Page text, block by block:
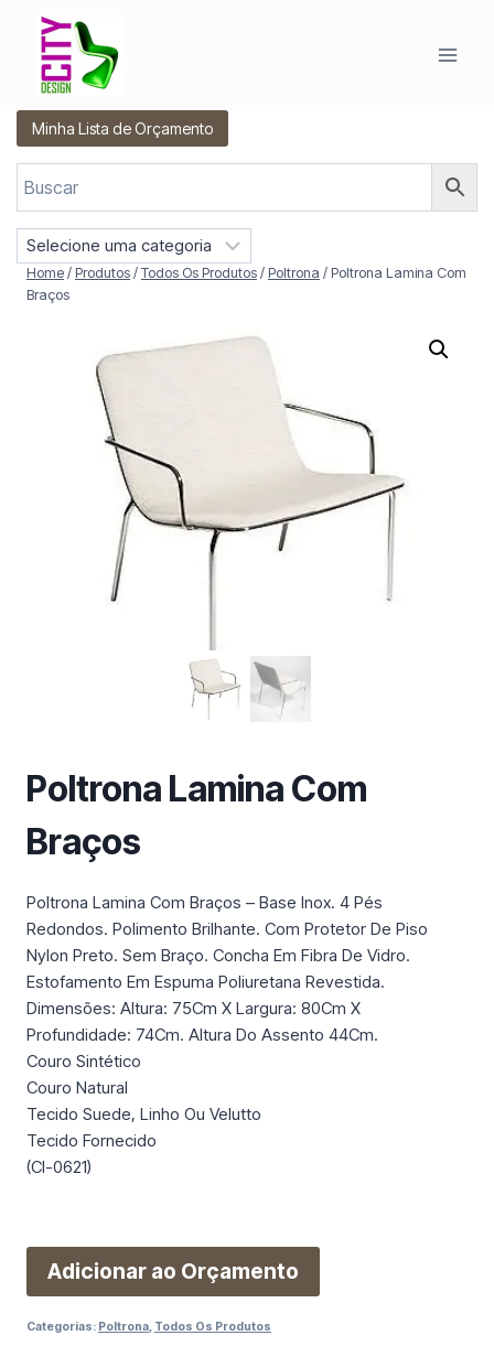
Conteúdo
Minha Lista de Orçamento
eHome / Produtos / Todos Os Produtos / Poltrona / Poltrona Lamina Com
Braços
Poltrona Lamina Com
Braços
Poltrona Lamina Com Braços – Base Inox. 4 Pés
Redondos. Polimento Brilhante. Com Protetor De Piso
Nylon Preto. Sem Braço. Concha Em Fibra De Vidro.
Estofamento Em Espuma Poliuretana Revestida.
Dimensões: Altura: 75Cm X Largura: 80Cm X
Profundidade: 74Cm. Altura Do Assento 44Cm.
Couro Sintético
Couro Natural
Tecido Suede, Linho Ou Velutto
Tecido Fornecido
(Cl-0621)
Adicionar ao Orçamento
Categorias: Poltrona, Todos Os Produtos